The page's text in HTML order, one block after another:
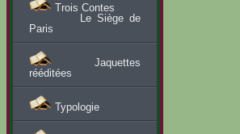
Trois Contes
Le Siège de
Paris
Jaquettes
rééditées
Typologie